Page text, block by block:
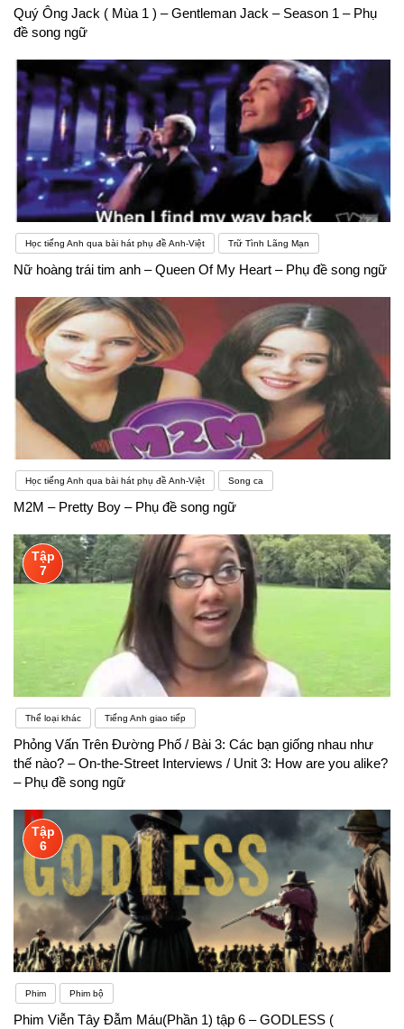
Quý Ông Jack ( Mùa 1 ) – Gentleman Jack – Season 1 – Phụ
đề song ngữ
Học tiếng Anh qua bài hát phụ đề Anh-Việt Trữ Tình Lãng Mạn
Nữ hoàng trái tim anh – Queen Of My Heart – Phụ đề song ngữ
Học tiếng Anh qua bài hát phụ đề Anh-Việt Song ca
M2M – Pretty Boy – Phụ đề song ngữ
Tập
7
Thể loại khác Tiếng Anh giao tiếp
Phỏng Vấn Trên Đường Phố / Bài 3: Các bạn giống nhau như
thế nào? – On-the-Street Interviews / Unit 3: How are you alike?
– Phụ đề song ngữ
Tập
6
Phim Phim bộ
Phim Viễn Tây Đẫm Máu(Phần 1) tập 6 – GODLESS (